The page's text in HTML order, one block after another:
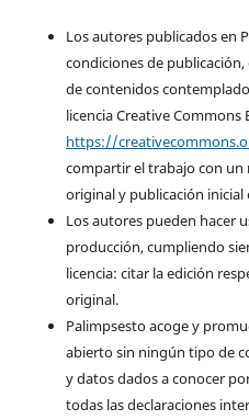
Los autores publicados en
condiciones de
de contenidos
licencia Creative Commons
https://
compartir el trabajo con
original y publicación inicial
Los autores pueden hacer
producción, cumpliendo
licencia: citar la edición
original.
Palimpsesto acoge y
abierto sin ningún tipo de
y datos dados a conocer
todas las declaraciones